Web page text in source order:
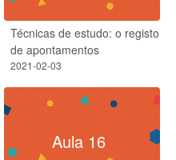
Técnicas de estudo: o registo
de apontamentos
2021-02-03
Aula 16